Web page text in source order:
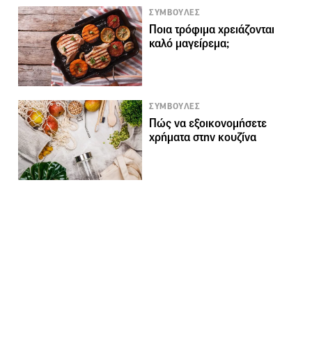
ΣΥΜΒΟΥΛΕΣ
Ποια τρόφιμα χρειάζονται
καλό μαγείρεμα;
ΣΥΜΒΟΥΛΕΣ
Πώς να εξοικονομήσετε
χρήματα στην κουζίνα